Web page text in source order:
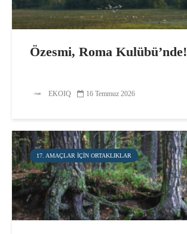
Özesmi, Roma Kulübü’nde!
EKOIQ 16 Temmuz 2026
17. AMAÇLAR IÇIN ORTAKLIKLAR